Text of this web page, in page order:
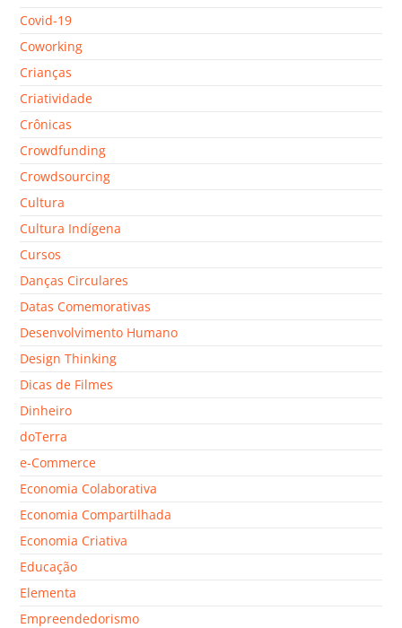
Covid-19
Coworking
Crianças
Criatividade
Crônicas
Crowdfunding
Crowdsourcing
Cultura
Cultura Indígena
Cursos
Danças Circulares
Datas Comemorativas
Desenvolvimento Humano
Design Thinking
Dicas de Filmes
Dinheiro
doTerra
e-Commerce
Economia Colaborativa
Economia Compartilhada
Economia Criativa
Educação
Elementa
Empreendedorismo